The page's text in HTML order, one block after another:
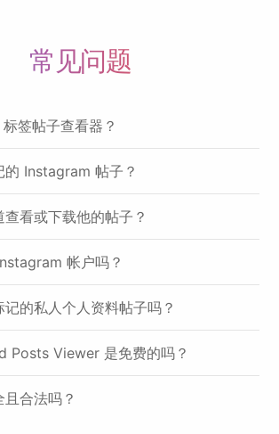
常见问题
签帖子查看器？
的 Instagram 帖子？
看或下载他的帖子？
帐户吗？
的私人个人资料帖子吗？
Posts Viewer 是免费的吗？
合法吗？